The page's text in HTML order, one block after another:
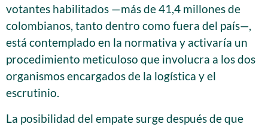
votantes habilitados —más de 41,4 millones de
colombianos, tanto dentro como fuera del país—,
está contemplado en la normativa y activaría un
procedimiento meticuloso que involucra a los dos
organismos encargados de la logística y el
escrutinio.
La posibilidad del empate surge después de que